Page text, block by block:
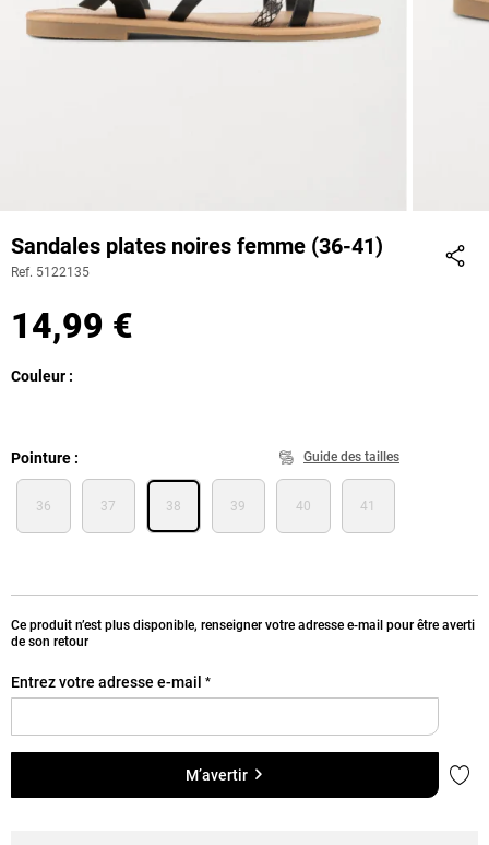
Sandales plates noires femme (36-41)
Ref. 5122135
14,99 €
Couleur
Pointure Guide des tailles
36 37 38 39 40 41
Ce produit n’est plus disponible, renseigner votre adresse e-mail pour être averti
de son retour
Entrez votre adresse e-mail *
M’avertir